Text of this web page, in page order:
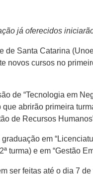
já oferecidos
de Santa Catarina
novos cursos no
de “Tecnologia em
abrirão primeira
de Recursos
em
turma) e em “Gestão
ser feitas até o dia 7